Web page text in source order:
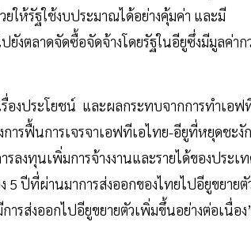
ยให้รัฐใช้งบประมาณได้อย่างคุ้มค่า และมี
งตลาดจัดซื้อจัดจ้างโดยรัฐในอียูซึ่งมีมูลค่าก
องประโยชน์ และผลกระทบจากการทำเอฟ
การฟื้นการเจรจาเอฟทีเอไทย-อียูที่หยุดชะงัก
ลงทุนเพิ่มการจ้างงานและรายได้ของประเ
5 ปีที่ผ่านมาการส่งออกของไทยไปอียูขยายตั
รส่งออกไปอียูขยายตัวเพิ่มขึ้นอย่างต่อเนื่อง